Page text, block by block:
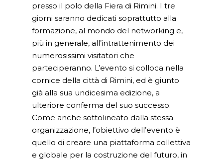
presso il polo della Fiera di Rimini. I tre
giorni saranno dedicati soprattutto alla
formazione, al mondo del networking e,
più in generale, all’intrattenimento dei
numerosissimi visitatori che
parteciperanno. L’evento si colloca nella
cornice della città di Rimini, ed è giunto
già alla sua undicesima edizione, a
ulteriore conferma del suo successo.
Come anche sottolineato dalla stessa
organizzazione, l’obiettivo dell’evento è
quello di creare una piattaforma collettiva
e globale per la costruzione del futuro, in